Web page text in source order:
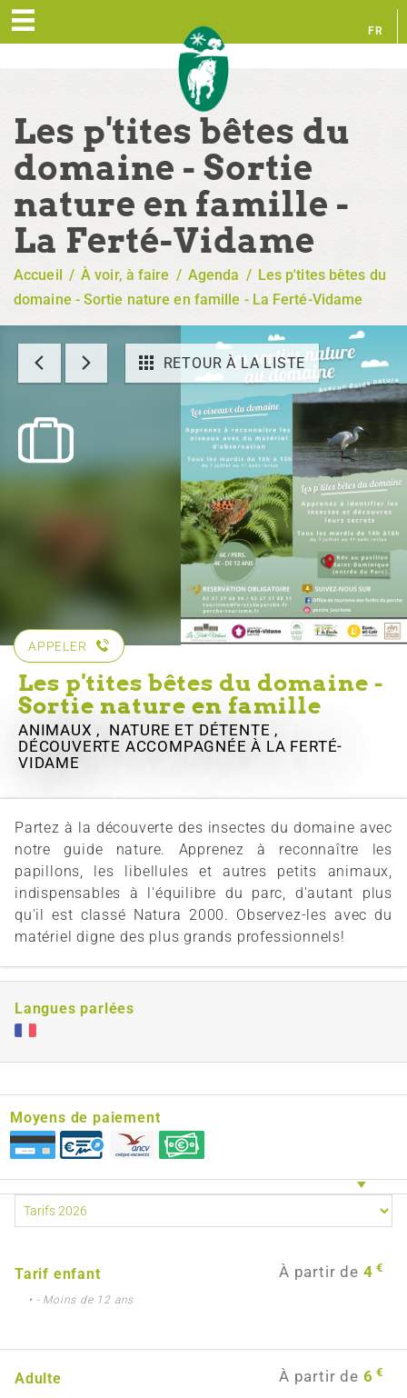
FR
Les p'tites bêtes du
domaine - Sortie
nature en famille -
La Ferté-Vidame
Accueil / À voir, à faire / Agenda / Les p'tites bêtes du
domaine - Sortie nature en famille - La Ferté-Vidame
RETOUR À LA LISTE
APPELER
Les p'tites bêtes du domaine -
Sortie nature en famille
ANIMAUX , NATURE ET DÉTENTE ,
DÉCOUVERTE ACCOMPAGNÉEÀ LA FERTÉ-
VIDAME
Partez à la découverte des insectes du domaine avec
notre guide nature. Apprenez à reconnaître les
papillons, les libellules et autres petits animaux,
indispensables à l'équilibre du parc, d'autant plus
qu'il est classé Natura 2000. Observez-les avec du
matériel digne des plus grands professionnels!
Langues parlées
Moyens de paiement
Tarif enfant À partir de 4 €
• - Moins de 12 ans
Adulte À partir de 6 €